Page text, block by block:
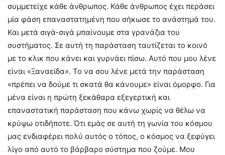
συμμετείχε κάθε άνθρωπος. Κάθε άνθρωπος έχει περάσει
μία φάση επαναστατημένη που σήκωσε το ανάστημά του.
Και μετά σιγά-σιγά μπαίνουμε στα γρανάζια του
συστήματος. Σε αυτή τη παράσταση ταυτίζεται το κοινό
με το κλικ που κάνει και γυρνάει πίσω. Αυτό που μου λένε
είναι «Ξαναείδα». Το να σου λένε μετά την παράσταση
«πρέπει να δούμε τι σκατά θα κάνουμε» είναι όμορφο. Για
μένα είναι η πρώτη ξεκάθαρα εξεγερτική και
επαναστατική παράσταση που κάνω χωρίς να θέλω να
κρύψω οτιδήποτε. Ότι εμάς σε αυτή τη γωνία του κόσμου
μας ενδιαφέρει πολύ αυτός ο τόπος, ο κόσμος να ξεφύγει
λίγο από αυτό το βάρβαρο σύστημα που ζούμε. Μου